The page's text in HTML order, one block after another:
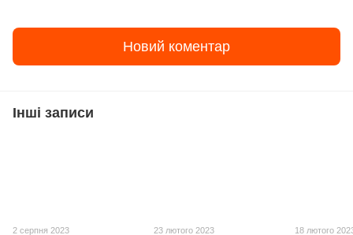
Новий коментар
Інші записи
2 серпня 2023 23 лютого 2023 18 лютого